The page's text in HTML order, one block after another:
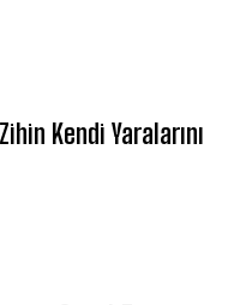
Kendi Yaralarını